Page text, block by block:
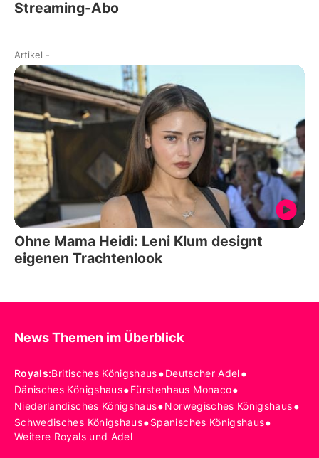
Streaming-Abo
Artikel -
Ohne Mama Heidi: Leni Klum designt
eigenen Trachtenlook
News Themen im Überblick
Royals:Britisches Königshaus•Deutscher Adel•
Dänisches Königshaus•Fürstenhaus Monaco•
Niederländisches Königshaus•Norwegisches Königshaus•
Schwedisches Königshaus•Spanisches Königshaus•
Weitere Royals und Adel